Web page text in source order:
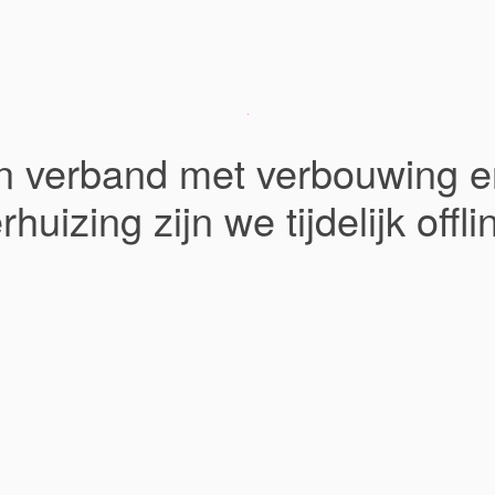
verband met verbouwing
zijn we tijdelijk